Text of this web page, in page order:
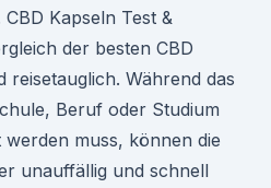
Kapseln Test &
der besten CBD
reisetauglich. Während das
Beruf oder Studium
muss, können die
unauffällig und schnell